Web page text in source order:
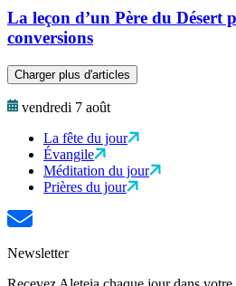
La leçon d’un Père du Désert
conversions
Charger plus d'articles
vendredi 7 août
La fête du jour
Évangile
Méditation du jour
Prières du jour
Newsletter